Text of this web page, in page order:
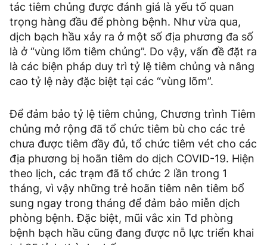
tác tiêm chủng được đánh giá là yếu tố quan
trọng hàng đầu để phòng bệnh. Như vừa qua,
dịch bạch hầu xảy ra ở một số địa phương đa số
là ở “vùng lõm tiêm chủng”. Do vậy, vấn đề đặt ra
là các biện pháp duy trì tỷ lệ tiêm chủng và nâng
cao tỷ lệ này đặc biệt tại các “vùng lõm”.
Để đảm bảo tỷ lệ tiêm chủng, Chương trình Tiêm
chủng mở rộng đã tổ chức tiêm bù cho các trẻ
chưa được tiêm đầy đủ, tổ chức tiêm vét cho các
địa phương bị hoãn tiêm do dịch COVID-19. Hiện
theo lịch, các trạm đã tổ chức 2 lần trong 1
tháng, vì vậy những trẻ hoãn tiêm nên tiêm bổ
sung ngay trong tháng để đảm bảo miễn dịch
phòng bệnh. Đặc biệt, mũi vắc xin Td phòng
bệnh bạch hầu cũng đang được nỗ lực triển khai